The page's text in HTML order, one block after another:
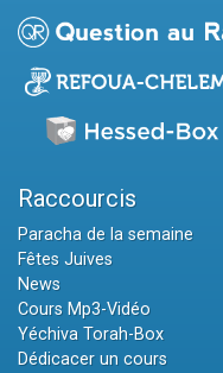
Raccourcis
Paracha de la semaine
Fêtes Juives
News
Cours Mp3-Vidéo
Yéchiva Torah-Box
Dédicacer un cours